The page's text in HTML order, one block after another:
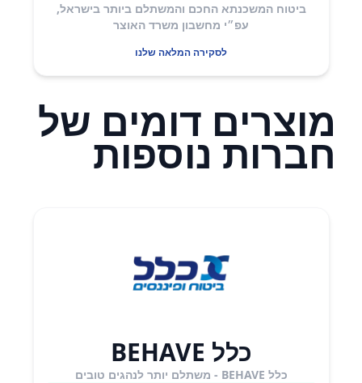
ביטוח המשכנתא החכם והמשתלם ביותר בישראל,
עפ״י מחשבון משרד האוצר
לסקירה המלאה שלנו
מוצרים דומים של
חברות נוספות
כלל BEHAVE
כלל BEHAVE - משתלם יותר לנהגים טובים